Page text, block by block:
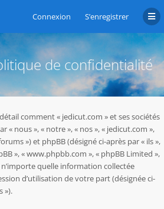
Connexion S’enregistrer
de confidentialité
comment « jedicut.com » et ses sociétés
« nous », « notre », « nos », « jedicut.com »,
») et phpBB (désigné ci-après par « ils »,
», « www.phpbb.com », « phpBB Limited »,
quelle information collectée
d’utilisation de votre part (désignée ci-
»).